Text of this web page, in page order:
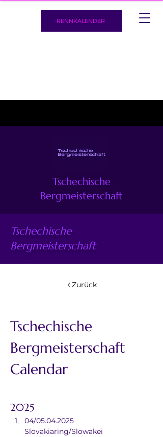
RENNKALENDER
Tschechische
Bergmeisterschaft
Tschechische
Bergmeisterschaft
Zurück
Tschechische
Bergmeisterschaft
Calendar
2025
04/05.04.2025
Slovakiaring/Slowakei